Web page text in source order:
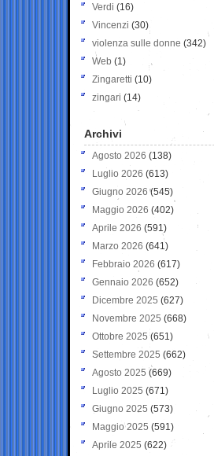
Verdi (16)
Vincenzi (30)
violenza sulle donne (342)
Web (1)
Zingaretti (10)
zingari (14)
Archivi
Agosto 2026 (138)
Luglio 2026 (613)
Giugno 2026 (545)
Maggio 2026 (402)
Aprile 2026 (591)
Marzo 2026 (641)
Febbraio 2026 (617)
Gennaio 2026 (652)
Dicembre 2025 (627)
Novembre 2025 (668)
Ottobre 2025 (651)
Settembre 2025 (662)
Agosto 2025 (669)
Luglio 2025 (671)
Giugno 2025 (573)
Maggio 2025 (591)
Aprile 2025 (622)